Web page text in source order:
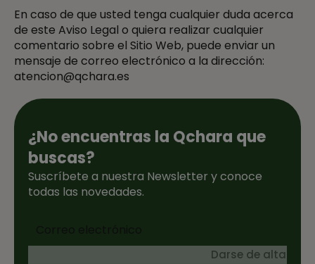
En caso de que usted tenga cualquier duda acerca
de este Aviso Legal o quiera realizar cualquier
comentario sobre el Sitio Web, puede enviar un
mensaje de correo electrónico a la dirección:
atencion@qchara.es
¿No encuentras la Qchara que
buscas?
Suscríbete a nuestra Newsletter y conoce
todas las novedades.
Darse de alta